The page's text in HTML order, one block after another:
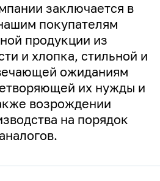
заключается в
покупателям
продукции из
и хлопка, стильной и
ожиданиям
их нужды и
возрождении
на порядок